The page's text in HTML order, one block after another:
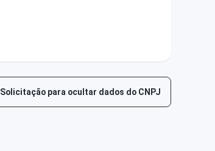
Solicitação para ocultar dados do CNPJ